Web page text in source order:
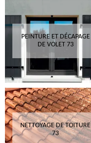
PEINTURE ET DÉCAPAGE
DE VOLET 73
NETTOYAGE DE TOITURE
73